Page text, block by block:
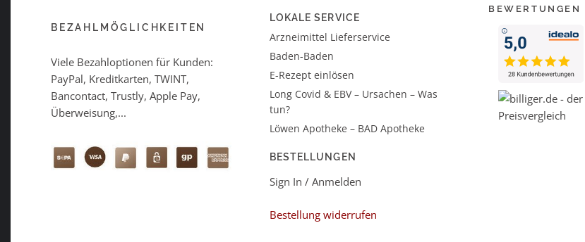
BEZAHLMÖGLICHKEITEN
Viele Bezahloptionen für Kunden:
PayPal, Kreditkarten, TWINT,
Bancontact, Trustly, Apple Pay,
Überweisung,...
LOKALE SERVICE
Arzneimittel Lieferservice
Baden-Baden
E-Rezept einlösen
Long Covid & EBV – Ursachen – Was
tun?
Löwen Apotheke – BAD Apotheke
BESTELLUNGEN
Sign In / Anmelden
Bestellung widerrufen
BEWERTUNGEN